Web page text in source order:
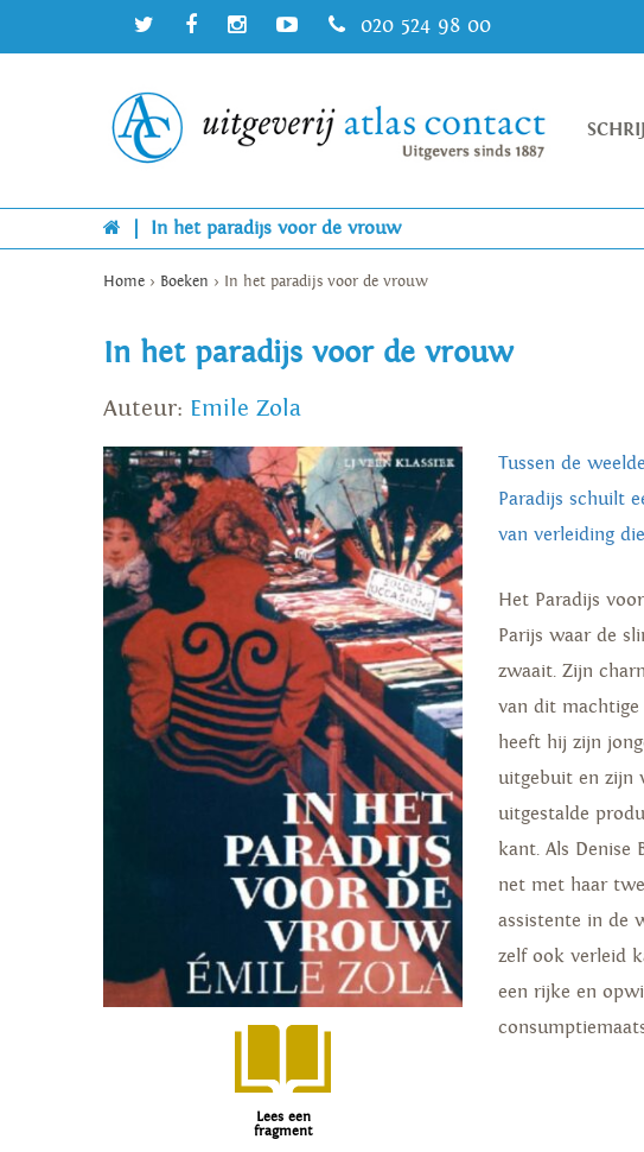
020 524 98 00
In het paradijs voor de vrouw
Home > Boeken > In het paradijs voor de vrouw
In het paradijs voor de vrouw
Auteur: Emile Zola
Lees een
fragment
Tussen de
Paradijs schuilt
van verleiding
Het Paradijs
Parijs waar de
zwaait. Zijn
van dit
heeft hij zijn
uitgebuit en zijn
uitgestalde
kant. Als Denise
net met haar
assistente in de
zelf ook verleid
een rijke en